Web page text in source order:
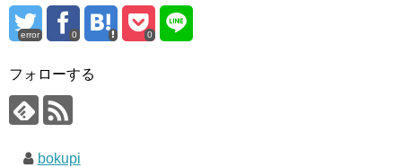
error 0 0
フォローする
bokupi